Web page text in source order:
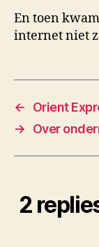
En toen
internet niet
←
Orient
→
Over
2